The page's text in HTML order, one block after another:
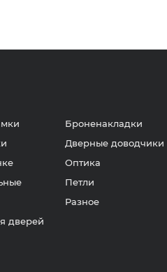
дверей
Броненакладки
Дверные доводчики
Оптика
Петли
Разное